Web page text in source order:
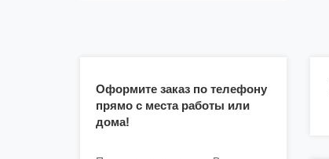
Оформите заказ по телефону
прямо с места работы или
дома!